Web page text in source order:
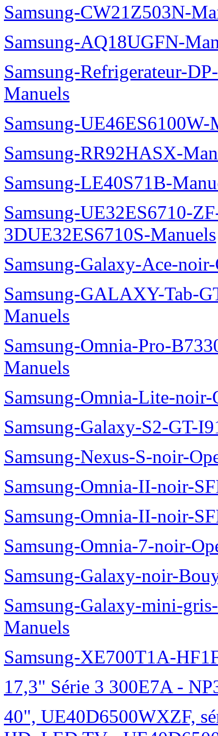
Samsung-CW21Z503N-
Samsung-AQ18UGFN-
Samsung-Refrigerateur-
Manuels
Samsung-UE46ES6100W-
Samsung-RR92HASX-
Samsung-LE40S71B-
Samsung-UE32ES6710-
3DUE32ES6710S-Manuels
Samsung-Galaxy-Ace-
Samsung-GALAXY-Tab-
Manuels
Samsung-Omnia-Pro-
Manuels
Samsung-Omnia-Lite-
Samsung-Galaxy-S2-GT-
Samsung-Nexus-S-noir-
Samsung-Omnia-II-noir-
Samsung-Omnia-II-noir-
Samsung-Omnia-7-noir-
Samsung-Galaxy-noir-
Samsung-Galaxy-mini-
Manuels
Samsung-XE700T1A-
17,3" Série 3 300E7A -
40", UE40D6500WXZF,